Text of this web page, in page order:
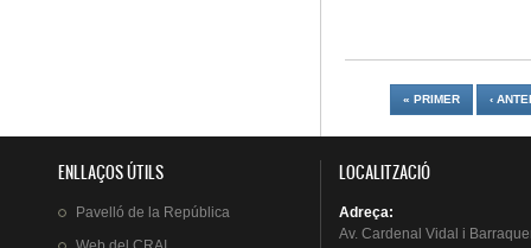
« PRIMER ‹
ENLLAÇOS ÚTILS
Pavelló de la República
LOCALITZACIÓ
Adreça:
Av. Cardenal Vidal i